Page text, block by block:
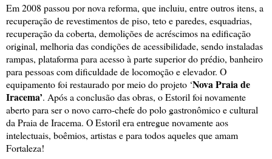
Em 2008 passou por nova reforma, que incluiu, entre outros itens, a
recuperação de revestimentos de piso, teto e paredes, esquadrias,
recuperação da coberta, demolições de acréscimos na edificação
original, melhoria das condições de acessibilidade, sendo instaladas
rampas, plataforma para acesso à parte superior do prédio, banheiro
para pessoas com dificuldade de locomoção e elevador. O
equipamento foi restaurado por meio do projeto ‘Nova Praia de
Iracema’. Após a conclusão das obras, o Estoril foi novamente
aberto para ser o novo carro-chefe do polo gastronômico e cultural
da Praia de Iracema. O Estoril era entregue novamente aos
intelectuais, boêmios, artistas e para todos aqueles que amam
Fortaleza!